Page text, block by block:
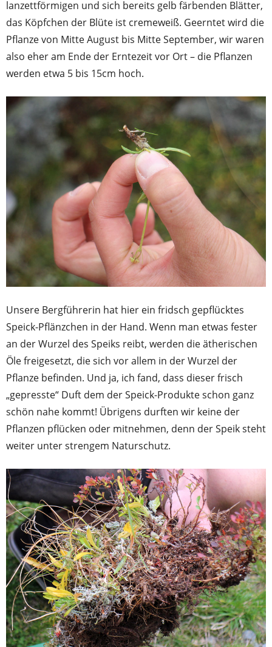
lanzettförmigen und sich bereits gelb färbenden Blätter,
das Köpfchen der Blüte ist cremeweiß. Geerntet wird die
Pflanze von Mitte August bis Mitte September, wir waren
also eher am Ende der Erntezeit vor Ort – die Pflanzen
werden etwa 5 bis 15cm hoch.
Unsere Bergführerin hat hier ein fridsch gepflücktes
Speick-Pflänzchen in der Hand. Wenn man etwas fester
an der Wurzel des Speiks reibt, werden die ätherischen
Öle freigesetzt, die sich vor allem in der Wurzel der
Pflanze befinden. Und ja, ich fand, dass dieser frisch
„gepresste“ Duft dem der Speick-Produkte schon ganz
schön nahe kommt! Übrigens durften wir keine der
Pflanzen pflücken oder mitnehmen, denn der Speik steht
weiter unter strengem Naturschutz.